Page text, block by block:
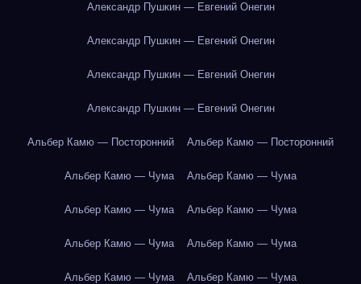
Александр Пушкин — Евгений Онегин
Александр Пушкин — Евгений Онегин
Александр Пушкин — Евгений Онегин
Александр Пушкин — Евгений Онегин
Альбер Камю — Посторонний Альбер Камю — Посторонний
Альбер Камю — Чума Альбер Камю — Чума
Альбер Камю — Чума Альбер Камю — Чума
Альбер Камю — Чума Альбер Камю — Чума
Альбер Камю — Чума Альбер Камю — Чума